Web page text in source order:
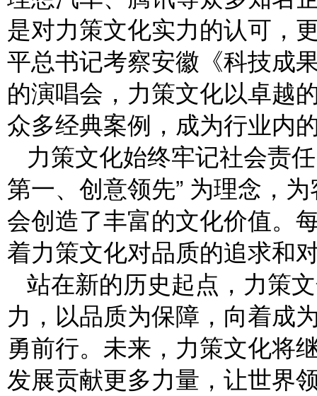
是对力策文化实力的认可，
平总书记考察安徽《科技成
的演唱会，力策文化以卓越
众多经典案例，成为行业内
力策文化始终牢记社会责
第一、创意领先” 为理念，
会创造了丰富的文化价值。
着力策文化对品质的追求和
站在新的历史起点，力策
力，以品质为保障，向着成
勇前行。未来，力策文化将
发展贡献更多力量，让世界